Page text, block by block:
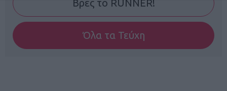
Βρες το RUNNER!
Όλα τα Τεύχη